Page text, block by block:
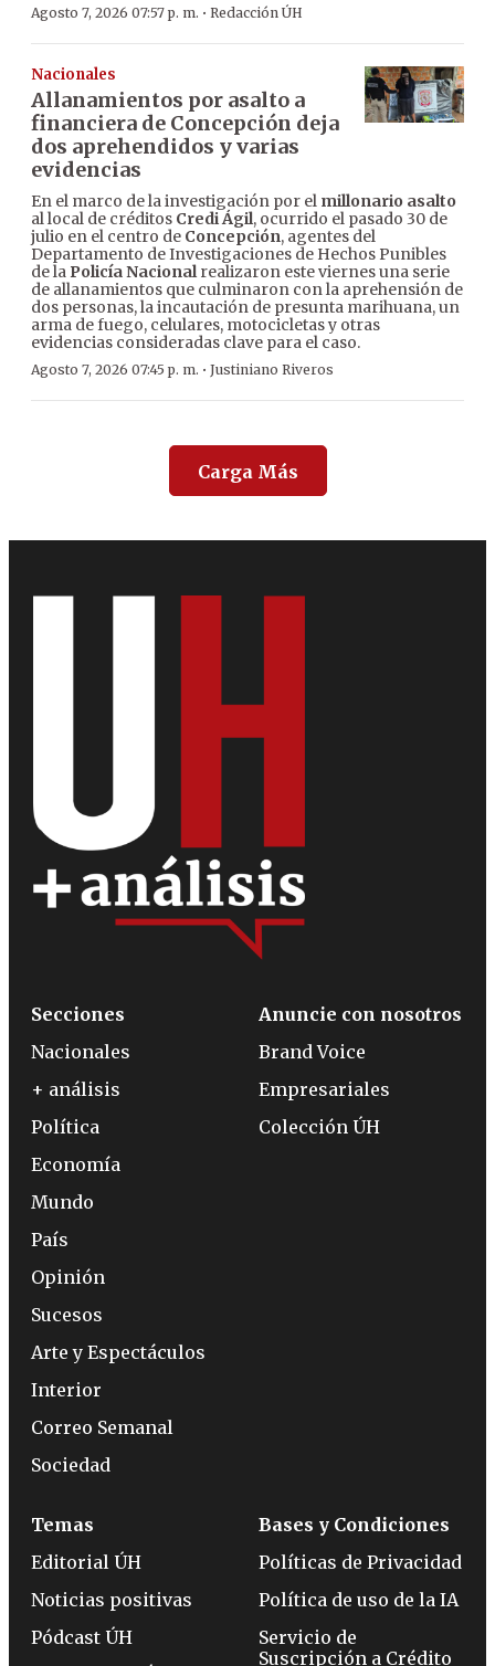
Agosto 7, 2026 07:57 p. m. · Redacción ÚH
Nacionales
Allanamientos por asalto a
financiera de Concepción deja
dos aprehendidos y varias
evidencias
En el marco de la investigación por el millonario asalto
al local de créditos Credi Ágil, ocurrido el pasado 30 de
julio en el centro de Concepción, agentes del
Departamento de Investigaciones de Hechos Punibles
de la Policía Nacionalrealizaron este viernes una serie
de allanamientos que culminaron con la aprehensión de
dos personas, la incautación de presunta marihuana, un
arma de fuego, celulares, motocicletas y otras
evidencias consideradas clave para el caso.
Agosto 7, 2026 07:45 p. m. · Justiniano Riveros
Carga Más
Secciones
Nacionales
+ análisis
Política
Economía
Mundo
País
Opinión
Sucesos
Arte y Espectáculos
Interior
Correo Semanal
Sociedad
Anuncie con nosotros
Brand Voice
Empresariales
Colección ÚH
Temas
Editorial ÚH
Noticias positivas
Pódcast ÚH
Bases y Condiciones
Políticas de Privacidad
Política de uso de la IA
Servicio de
Suscripción a Crédito